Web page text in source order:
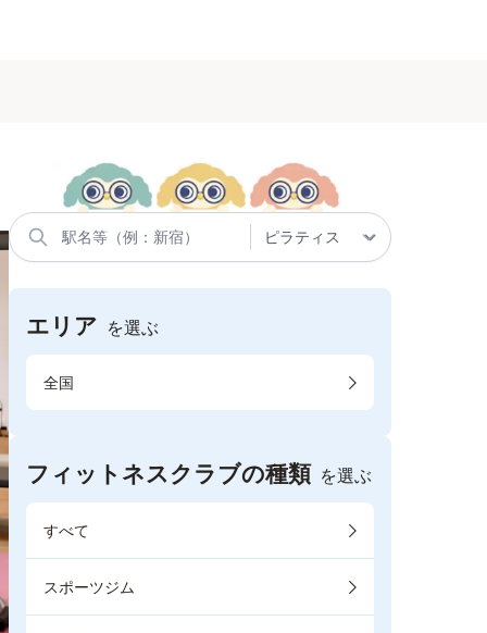
エリア を選ぶ
全国
フィットネスクラブの種類 を選ぶ
すべて
スポーツジム